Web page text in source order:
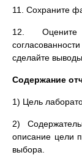
11. Сохраните
12. Оцените
сделайте выводы.
Содержание
1) Цель
2)
описание цели
выбора.